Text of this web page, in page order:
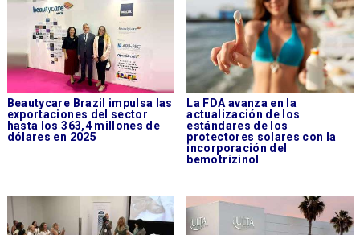
Beautycare Brazil impulsa las
exportaciones del sector
hasta los 363,4 millones de
dólares en 2025
La FDA avanza en la
actualización de los
estándares de los
protectores solares con la
incorporación del
bemotrizinol